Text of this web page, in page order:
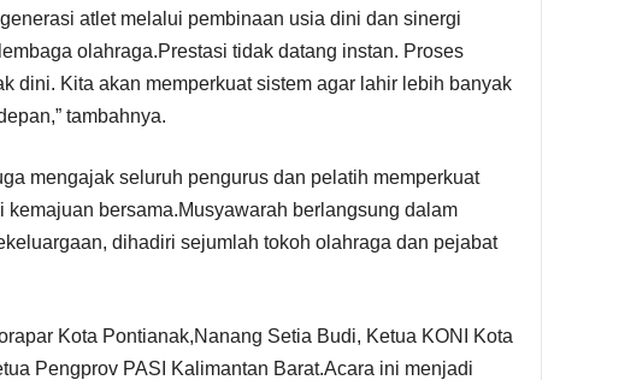
atlet melalui pembinaan usia dini dan sinergi
olahraga.Prestasi tidak datang instan. Proses
dini. Kita akan memperkuat sistem agar lahir lebih banyak
tambahnya.
mengajak seluruh pengurus dan pelatih memperkuat
kemajuan bersama.Musyawarah berlangsung dalam
dihadiri sejumlah tokoh olahraga dan pejabat
Kota Pontianak,Nanang Setia Budi, Ketua KONI Kota
Pengprov PASI Kalimantan Barat.Acara ini menjadi